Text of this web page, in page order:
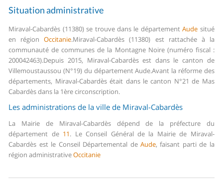
Situation administrative
Miraval-Cabardès (11380) se trouve dans le départementAude situé
en régionOccitanie.Miraval-Cabardès (11380) est rattachée à la
communauté de communes de la Montagne Noire (numéro fiscal :
200042463).Depuis 2015, Miraval-Cabardès est dans le canton de
Villemoustaussou (N°19) du département Aude.Avant la réforme des
départements, Miraval-Cabardès était dans le canton N°21 de Mas
Cabardès dans la 1ère circonscription.
Les administrations de la ville de Miraval-Cabardès
La Mairie de Miraval-Cabardès dépend de la préfecture du
département de 11. Le Conseil Général de la Mairie de Miraval-
Cabardès est le Conseil Départemental de Aude, faisant parti de la
région administrativeOccitanie